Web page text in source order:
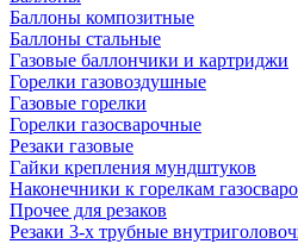
Баллоны композитные
Баллоны стальные
Газовые баллончики и картриджи
Горелки газовоздушные
Газовые горелки
Горелки газосварочные
Резаки газовые
Гайки крепления мундштуков
Наконечники к горелкам
Прочее для резаков
Резаки 3-х трубные